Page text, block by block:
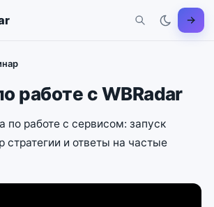
работе с WBRadar
по работе с сервисом: запуск
стратегии и ответы на частые